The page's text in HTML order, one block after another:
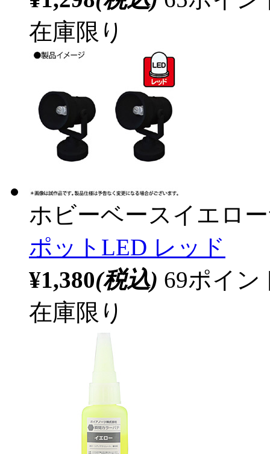
在庫限り
ホビーベースイエロ
ポットLED レッド
¥1,380(税込) 69ポイ
在庫限り